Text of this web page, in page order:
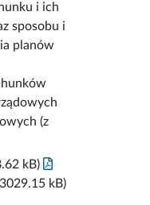
i ich
sposobu i
planów
(z
kB)
kB)